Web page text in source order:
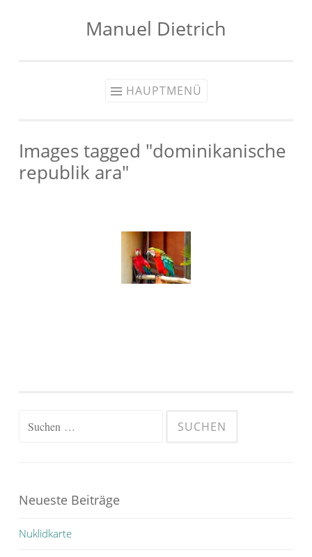
Manuel Dietrich
HAUPTMENÜ
Images tagged "dominikanische
republik ara"
Suchen
Neueste Beiträge
Nuklidkarte